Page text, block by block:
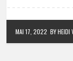
MAI 17, 2022 BY HEIDI